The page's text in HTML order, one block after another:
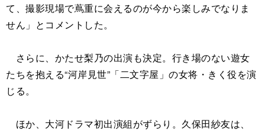
て、撮影現場で蔦重に会えるのが今から楽しみでなりま
せん」とコメントした。
さらに、かたせ梨乃の出演も決定。行き場のない遊女
たちを抱える“河岸見世”「二文字屋」の女将・きく役を演
じる。
ほか、大河ドラマ初出演組がずらり。久保田紗友は、